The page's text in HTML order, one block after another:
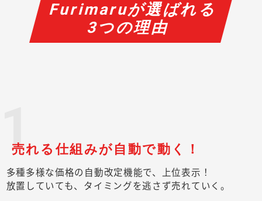
Furimaruが選ばれる
3つの理由
1
売れる仕組みが自動で動く！
多種多様な価格の自動改定機能で、上位表示！
放置していても、タイミングを逃さず売れていく。